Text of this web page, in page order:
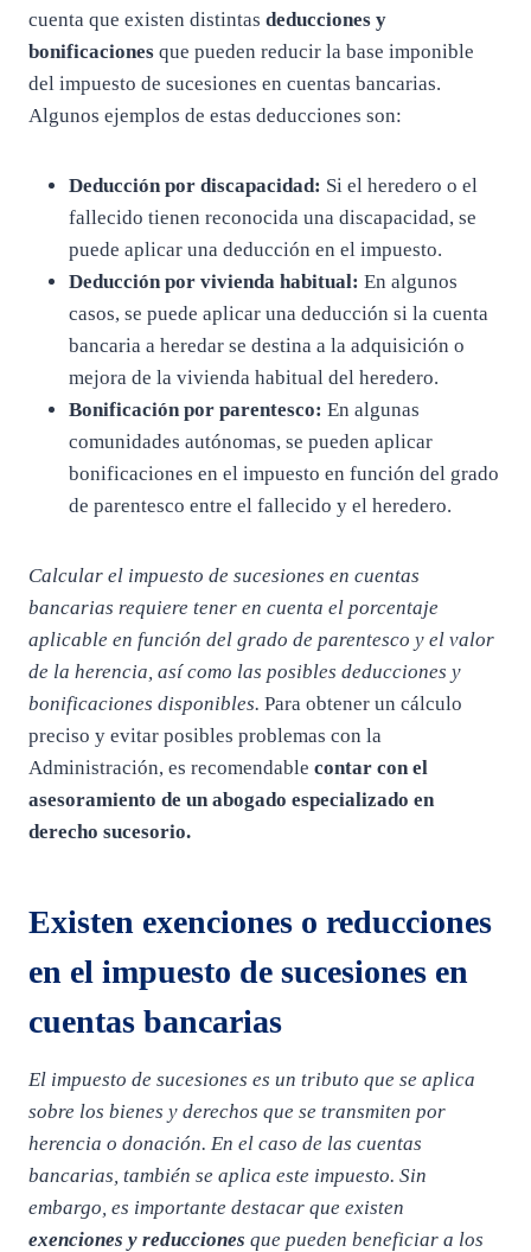
cuenta que existen distintas deducciones y
bonificaciones que pueden reducir la base imponible
del impuesto de sucesiones en cuentas bancarias.
Algunos ejemplos de estas deducciones son:
Deducción por discapacidad: Si el heredero o el
fallecido tienen reconocida una discapacidad, se
puede aplicar una deducción en el impuesto.
Deducción por vivienda habitual: En algunos
casos, se puede aplicar una deducción si la cuenta
bancaria a heredar se destina a la adquisición o
mejora de la vivienda habitual del heredero.
Bonificación por parentesco: En algunas
comunidades autónomas, se pueden aplicar
bonificaciones en el impuesto en función del grado
de parentesco entre el fallecido y el heredero.
Calcular el impuesto de sucesiones en cuentas
bancarias requiere tener en cuenta el porcentaje
aplicable en función del grado de parentesco y el valor
de la herencia, así como las posibles deducciones y
bonificaciones disponibles. Para obtener un cálculo
preciso y evitar posibles problemas con la
Administración, es recomendable contar con el
asesoramiento de un abogado especializado en
derecho sucesorio.
Existen exenciones o reducciones
en el impuesto de sucesiones en
cuentas bancarias
El impuesto de sucesiones es un tributo que se aplica
sobre los bienes y derechos que se transmiten por
herencia o donación. En el caso de las cuentas
bancarias, también se aplica este impuesto. Sin
embargo, es importante destacar que existen
exenciones y reducciones que pueden beneficiar a los